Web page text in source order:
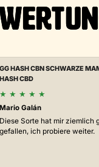
GG HASH CBN SCHWARZE
HASH CBD
★ ★ ★ ★ ★
Mario Galán
Diese Sorte hat mir ziemlich
gefallen, ich probiere weiter.